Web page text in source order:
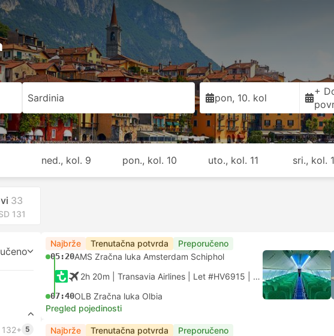
Sardinia pon, 10. kol
+
ned., kol. 9 pon., kol. 10 uto., kol. 11 sri., kol.
33
131
132+ 5
Najbrže Trenutačna potvrda Preporučeno
05:20AMS Zračna luka Amsterdam Schiphol
2h 20m | Transavia Airlines Let #HV6915 Ekonomska klasa
07:40OLB Zračna luka Olbia
Pregled pojedinosti
Najbrže Trenutačna potvrda Preporučeno